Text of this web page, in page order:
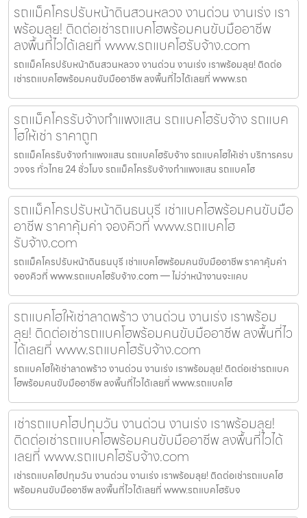
รถแม็คโครปรับหน้าดินสวนหลวง งานด่วน งานเร่ง เรา
พร้อมลุย! ติดต่อเช่ารถแบคโฮพร้อมคนขับมืออาชีพ
ลงพื้นที่ไวได้เลยที่ www.รถแบคโฮรับจ้าง.com
รถแม็คโครปรับหน้าดินสวนหลวง งานด่วน งานเร่ง เราพร้อมลุย! ติดต่อ
เช่ารถแบคโฮพร้อมคนขับมืออาชีพ ลงพื้นที่ไวได้เลยที่ www.รถ
รถแม็คโครรับจ้างกำแพงแสน รถแบคโฮรับจ้าง รถแบค
โฮให้เช่า ราคาถูก
รถแม็คโครรับจ้างกำแพงแสน รถแบคโฮรับจ้าง รถแบคโฮให้เช่า บริการครบ
วงจร ทั่วไทย 24 ชั่วโมง รถแม็คโครรับจ้างกำแพงแสน รถแบคโฮ
รถแม็คโครปรับหน้าดินธนบุรี เช่าแบคโฮพร้อมคนขับมือ
อาชีพ ราคาคุ้มค่า จองคิวที่ www.รถแบคโฮ
รับจ้าง.com
รถแม็คโครปรับหน้าดินธนบุรี เช่าแบคโฮพร้อมคนขับมืออาชีพ ราคาคุ้มค่า
จองคิวที่ www.รถแบคโฮรับจ้าง.com — ไม่ว่าหน้างานจะแคบ
รถแบคโฮให้เช่าลาดพร้าว งานด่วน งานเร่ง เราพร้อม
ลุย! ติดต่อเช่ารถแบคโฮพร้อมคนขับมืออาชีพ ลงพื้นที่ไว
ได้เลยที่ www.รถแบคโฮรับจ้าง.com
รถแบคโฮให้เช่าลาดพร้าว งานด่วน งานเร่ง เราพร้อมลุย! ติดต่อเช่ารถแบค
โฮพร้อมคนขับมืออาชีพ ลงพื้นที่ไวได้เลยที่ www.รถแบคโฮ
เช่ารถแบคโฮปทุมวัน งานด่วน งานเร่ง เราพร้อมลุย!
ติดต่อเช่ารถแบคโฮพร้อมคนขับมืออาชีพ ลงพื้นที่ไวได้
เลยที่ www.รถแบคโฮรับจ้าง.com
เช่ารถแบคโฮปทุมวัน งานด่วน งานเร่ง เราพร้อมลุย! ติดต่อเช่ารถแบคโฮ
พร้อมคนขับมืออาชีพ ลงพื้นที่ไวได้เลยที่ www.รถแบคโฮรับจ